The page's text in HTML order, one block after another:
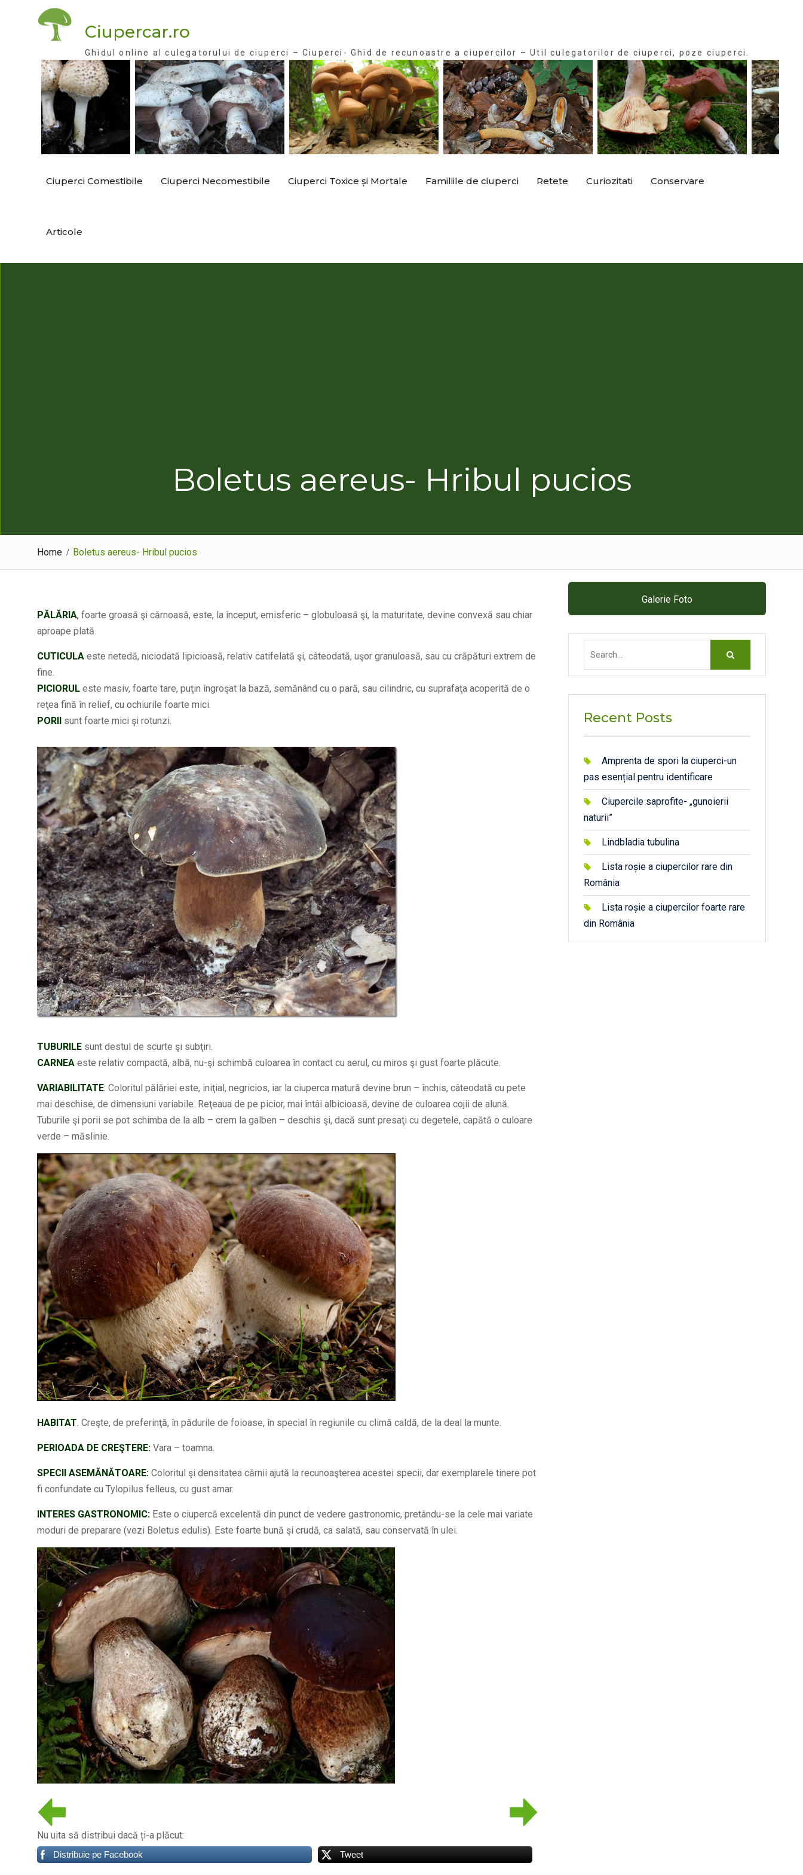
Ciupercar.ro
Ghidul online al culegatorului de ciuperci – Ciuperci- Ghid de recunoastre a ciupercilor – Util culegatorilor de ciuperci, poze ciuperci.
Ciuperci Comestibile Ciuperci Necomestibile Ciuperci Toxice și Mortale Familiile de ciuperci Retete Curiozitati Conservare
Articole
Boletus aereus- Hribul pucios
Home Boletus aereus- Hribul pucios
PĂLĂRIA, foarte groasă şi cărnoasă, este, la început, emisferic – globuloasă şi, la maturitate, devine convexă sau chiar
aproape plată.
CUTICULA este netedă, niciodată lipicioasă, relativ catifelată şi, câteodată, uşor granuloasă, sau cu crăpături extrem de
fine.
PICIORUL este masiv, foarte tare, puţin îngroşat la bază, semănând cu o pară, sau cilindric, cu suprafaţa acoperită de o
reţea fină în relief, cu ochiurile foarte mici.
PORII sunt foarte mici şi rotunzi.
TUBURILE sunt destul de scurte şi subţiri.
CARNEA este relativ compactă, albă, nu-şi schimbă culoarea în contact cu aerul, cu miros şi gust foarte plăcute.
VARIABILITATE: Coloritul pălăriei este, iniţial, negricios, iar la ciuperca matură devine brun – închis, câteodată cu pete
mai deschise, de dimensiuni variabile. Reţeaua de pe picior, mai întâi albicioasă, devine de culoarea cojii de alună.
Tuburile şi porii se pot schimba de la alb – crem la galben – deschis şi, dacă sunt presaţi cu degetele, capătă o culoare
verde – măslinie.
HABITAT. Creşte, de preferinţă, în pădurile de foioase, în special în regiunile cu climă caldă, de la deal la munte.
PERIOADA DE CREŞTERE: Vara – toamna.
SPECII ASEMĂNĂTOARE: Coloritul şi densitatea cărnii ajută la recunoaşterea acestei specii, dar exemplarele tinere pot
fi confundate cu Tylopilus felleus, cu gust amar.
INTERES GASTRONOMIC: Este o ciupercă excelentă din punct de vedere gastronomic, pretându-se la cele mai variate
moduri de preparare (vezi Boletus edulis). Este foarte bună şi crudă, ca salată, sau conservată în ulei.
Nu uita să distribui dacă ți-a plăcut:
Distribuie pe Facebook Tweet
Galerie Foto
Recent Posts
Amprenta de spori la ciuperci-un
pas esențial pentru identificare
Ciupercile saprofite- „gunoierii
naturii”
Lindbladia tubulina
Lista roșie a ciupercilor rare din
România
Lista roșie a ciupercilor foarte rare
din România